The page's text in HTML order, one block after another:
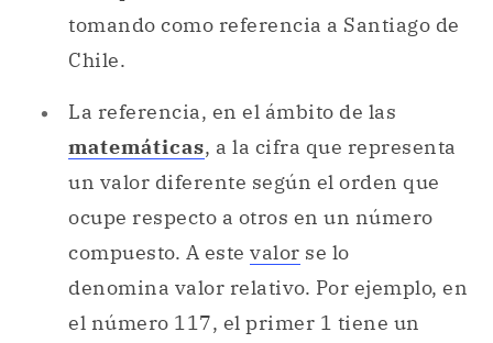
tomando como referencia a Santiago de
Chile.
La referencia, en el ámbito de las
matemáticas, a la cifra que representa
un valor diferente según el orden que
ocupe respecto a otros en un número
compuesto. A este valor se lo
denomina valor relativo. Por ejemplo, en
el número 117, el primer 1 tiene un